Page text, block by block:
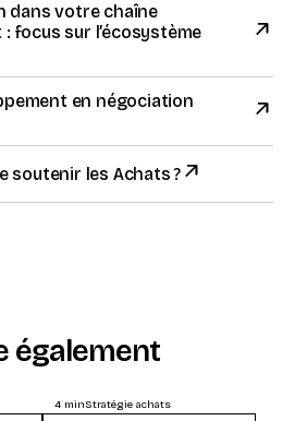
dans votre chaîne
focus sur l’écosystème
en négociation
soutenir les Achats ?
également
4 minStratégie achats